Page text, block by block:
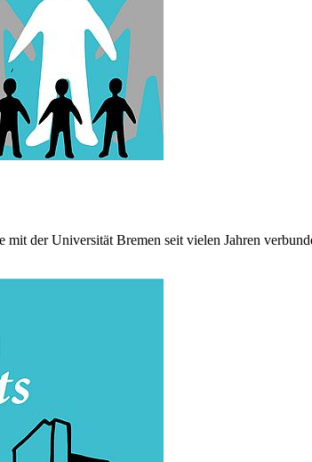
der Universität Bremen seit vielen Jahren